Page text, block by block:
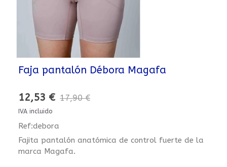
Faja pantalón Débora Magafa
12,53 € 17,90 €
IVA incluido
Ref:debora
Fajita pantalón anatómica de control fuerte de la
marca Magafa.